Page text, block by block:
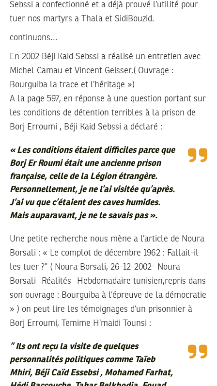
Sebssi a confectionné et a déjà prouvé l’utilité pour
tuer nos martyrs a Thala et SidiBouzid.
continuons…
En 2002 Béji Kaid Sebssi a réalisé un entretien avec
Michel Camau et Vincent Geisser.( Ouvrage :
Bourguiba la trace et l’héritage »)
A la page 597, en réponse à une question portant sur
les conditions de détention terribles à la prison de
Borj Erroumi , Béji Kaid Sebssi a déclaré :
«Les conditions étaient difficiles parce que
Borj Er Roumi était une ancienne prison
française, celle de la Légion étrangère.
Personnellement, je ne l’ai visitée qu’après.
J’ai vu que c’étaient des caves humides.
Mais auparavant, je ne le savais pas».
Une petite recherche nous mène a l’article de Noura
Borsali : « Le complot de décembre 1962 : Fallait-il
les tuer ?” ( Noura Borsali, 26-12-2002- Noura
Borsali- Réalités- Hebdomadaire tunisien,repris dans
son ouvrage : Bourguiba à l’épreuve de la démocratie
» ) on peut lire les témoignages d’un prisonnier à
Borj Erroumi, Temime H’maidi Tounsi :
”Ils ont reçu la visite de quelques
personnalités politiques comme Taïeb
Mhiri, Béji Caïd Essebsi , Mohamed Farhat,